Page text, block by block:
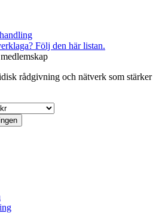
Följ den här listan.
rådgivning och nätverk som stärker